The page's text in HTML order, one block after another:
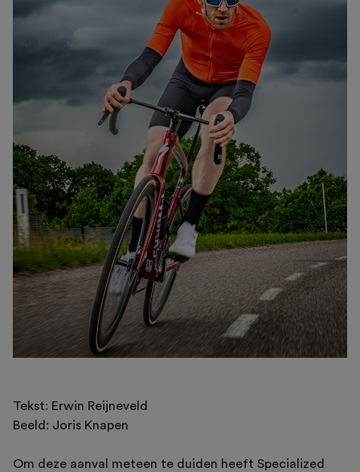
Tekst: Erwin Reijneveld
Beeld: Joris Knapen
Om deze aanval meteen te duiden heeft Specialized